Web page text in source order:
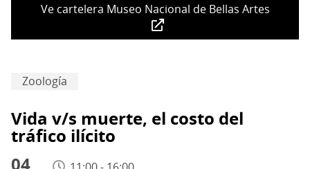
Ve cartelera Museo Nacional de Bellas Artes
Zoología
Vida v/s muerte, el costo del
tráfico ilícito
04